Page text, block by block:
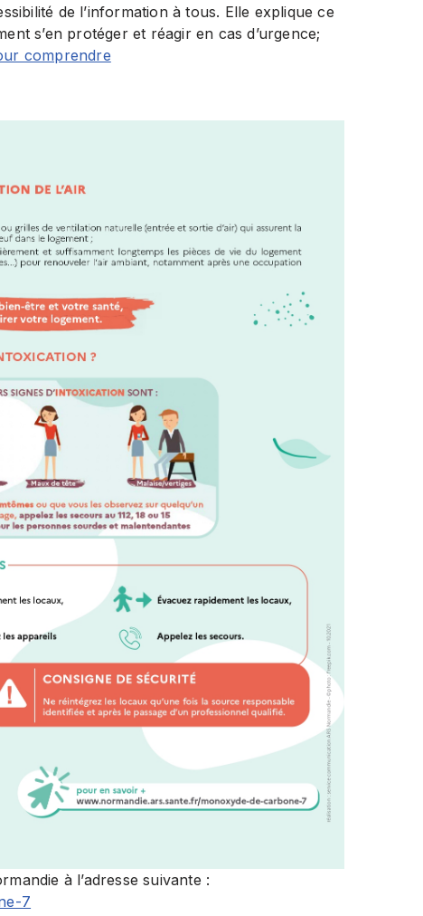
de l’information à tous. Elle explique ce
s’en protéger et réagir en cas d’urgence;
comprendre
à l’adresse suivante :
7